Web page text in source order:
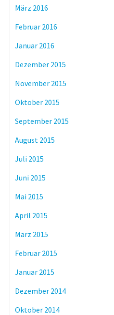
März 2016
Februar 2016
Januar 2016
Dezember 2015
November 2015
Oktober 2015
September 2015
August 2015
Juli 2015
Juni 2015
Mai 2015
April 2015
März 2015
Februar 2015
Januar 2015
Dezember 2014
Oktober 2014